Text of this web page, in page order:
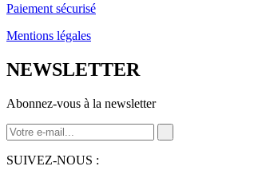
Paiement sécurisé
Mentions légales
NEWSLETTER
Abonnez-vous à la newsletter
SUIVEZ-NOUS :